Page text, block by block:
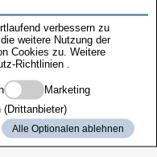
Artikel-Nr.
BROWN)
BROWN 91415489408
verbessern zu
weitere Nutzung der
Cookies zu. Weitere
Richtlinien
Marketing
(Drittanbieter)
Alle Optionalen ablehnen